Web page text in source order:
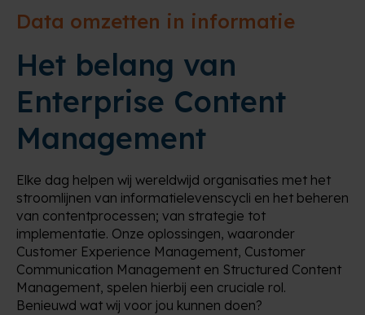
Data omzetten in informatie
Het belang van
Enterprise Content
Management
Elke dag helpen wij wereldwijd organisaties met het
stroomlijnen van informatielevenscycli en het beheren
van contentprocessen; van strategie tot
implementatie. Onze oplossingen, waaronder
Customer Experience Management, Customer
Communication Management en Structured Content
Management, spelen hierbij een cruciale rol.
Benieuwd wat wij voor jou kunnen doen?